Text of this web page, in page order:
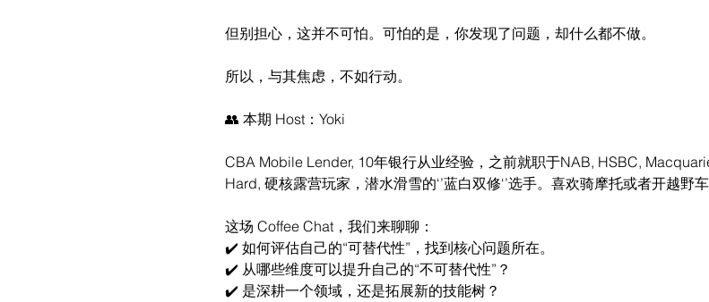
但别担心，这并不可怕。可怕的是，你发现了问题，却什么都不做。
所以，与其焦虑，不如行动。
👥 本期 Host：Yoki
CBA Mobile Lender, 10年银行从业经验，之前就职于NAB, HSBC,
Hard, 硬核露营玩家，潜水滑雪的‘’蓝白双修‘’选手。喜欢骑摩托或者开越野车
这场 Coffee Chat，我们来聊聊：
✔️ 如何评估自己的“可替代性”，找到核心问题所在。
✔️ 从哪些维度可以提升自己的“不可替代性”？
✔️ 是深耕一个领域，还是拓展新的技能树？